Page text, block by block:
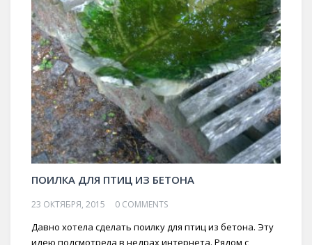
ПОИЛКА ДЛЯ ПТИЦ ИЗ БЕТОНА
23 ОКТЯБРЯ, 2015 0 COMMENTS
Давно хотела сделать поилку для птиц из бетона. Эту